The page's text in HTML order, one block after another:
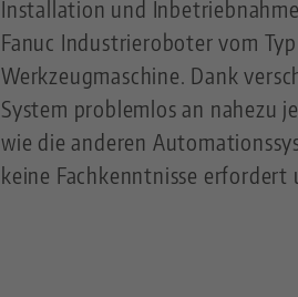
Installation und
Fanuc Industrieroboter vom
Werkzeugmaschine. Dank
System problemlos an nahezu
wie die anderen
keine Fachkenntnisse